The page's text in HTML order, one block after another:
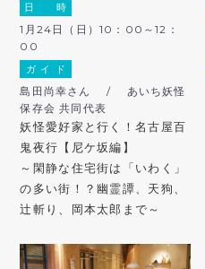
日 時
1月24日（日）10：00～12：
00
ガ イ ド
島田尚幸さん / あいち妖怪
保存会 共同代表
妖怪愛好家と行く！名古屋百
鬼夜行【尼ケ坂編】
～閑静な住宅街は「いわく」
の多い街！？幽霊譚、天狗、
辻斬り、岡本太郎まで～